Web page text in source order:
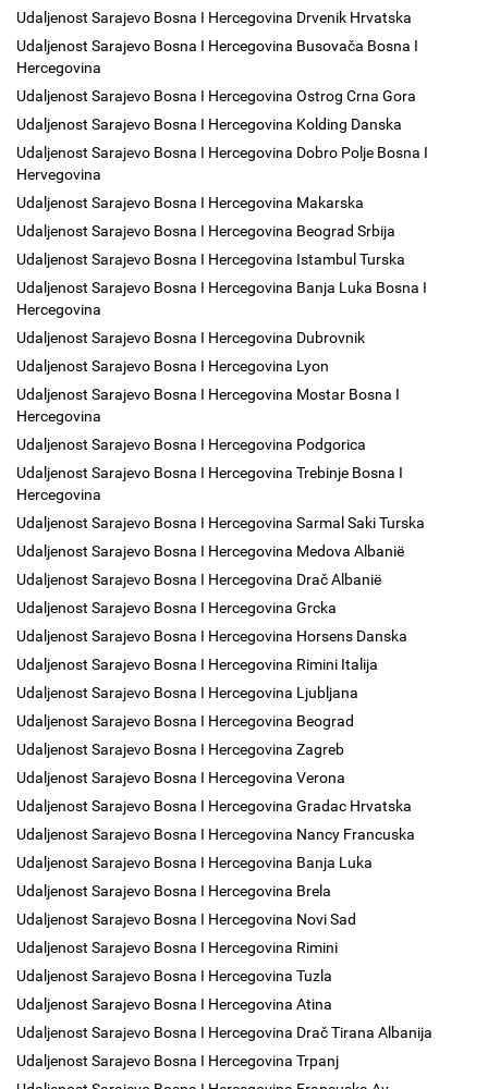
Udaljenost Sarajevo Bosna I Hercegovina Drvenik Hrvatska
Udaljenost Sarajevo Bosna I Hercegovina Busovača Bosna I
Hercegovina
Udaljenost Sarajevo Bosna I Hercegovina Ostrog Crna Gora
Udaljenost Sarajevo Bosna I Hercegovina Kolding Danska
Udaljenost Sarajevo Bosna I Hercegovina Dobro Polje Bosna I
Hervegovina
Udaljenost Sarajevo Bosna I Hercegovina Makarska
Udaljenost Sarajevo Bosna I Hercegovina Beograd Srbija
Udaljenost Sarajevo Bosna I Hercegovina Istambul Turska
Udaljenost Sarajevo Bosna I Hercegovina Banja Luka Bosna I
Hercegovina
Udaljenost Sarajevo Bosna I Hercegovina Dubrovnik
Udaljenost Sarajevo Bosna I Hercegovina Lyon
Udaljenost Sarajevo Bosna I Hercegovina Mostar Bosna I
Hercegovina
Udaljenost Sarajevo Bosna I Hercegovina Podgorica
Udaljenost Sarajevo Bosna I Hercegovina Trebinje Bosna I
Hercegovina
Udaljenost Sarajevo Bosna I Hercegovina Sarmal Saki Turska
Udaljenost Sarajevo Bosna I Hercegovina Medova Albanië
Udaljenost Sarajevo Bosna I Hercegovina Drač Albanië
Udaljenost Sarajevo Bosna I Hercegovina Grcka
Udaljenost Sarajevo Bosna I Hercegovina Horsens Danska
Udaljenost Sarajevo Bosna I Hercegovina Rimini Italija
Udaljenost Sarajevo Bosna I Hercegovina Ljubljana
Udaljenost Sarajevo Bosna I Hercegovina Beograd
Udaljenost Sarajevo Bosna I Hercegovina Zagreb
Udaljenost Sarajevo Bosna I Hercegovina Verona
Udaljenost Sarajevo Bosna I Hercegovina Gradac Hrvatska
Udaljenost Sarajevo Bosna I Hercegovina Nancy Francuska
Udaljenost Sarajevo Bosna I Hercegovina Banja Luka
Udaljenost Sarajevo Bosna I Hercegovina Brela
Udaljenost Sarajevo Bosna I Hercegovina Novi Sad
Udaljenost Sarajevo Bosna I Hercegovina Rimini
Udaljenost Sarajevo Bosna I Hercegovina Tuzla
Udaljenost Sarajevo Bosna I Hercegovina Atina
Udaljenost Sarajevo Bosna I Hercegovina Drač Tirana Albanija
Udaljenost Sarajevo Bosna I Hercegovina Trpanj